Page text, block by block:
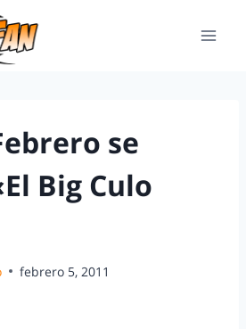
se
Big Culo
febrero 5, 2011